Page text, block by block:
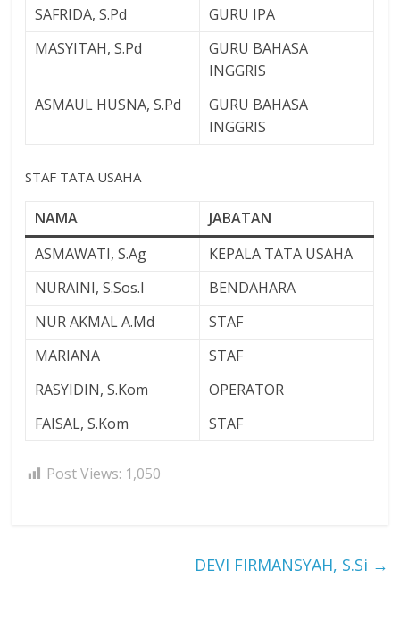
SAFRIDA, S.Pd
GURU IPA
MASYITAH, S.Pd
GURU BAHASA
INGGRIS
ASMAUL HUSNA, S.Pd
GURU BAHASA
INGGRIS
STAF TATA USAHA
NAMA
JABATAN
ASMAWATI, S.Ag
KEPALA TATA USAHA
NURAINI, S.Sos.I
BENDAHARA
NUR AKMAL A.Md
STAF
MARIANA
STAF
RASYIDIN, S.Kom
OPERATOR
FAISAL, S.Kom
STAF
Post Views: 1,050
DEVI FIRMANSYAH, S.Si →